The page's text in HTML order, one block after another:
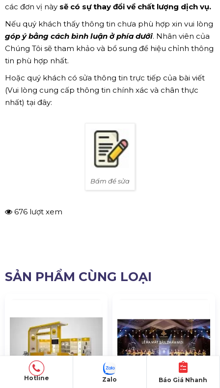
các đơn vị này sẽ có sự thay đổi về chất lượng dịch vụ.
Nếu quý khách thấy thông tin chưa phù hợp xin vui lòng
góp ý bằng cách bình luận ở phía dưới. Nhân viên của
Chúng Tôi sẽ tham khảo và bổ sung để hiệu chỉnh thông
tin phù hợp nhất.
Hoặc quý khách có sửa thông tin trực tiếp của bài viết
(Vui lòng cung cấp thông tin chính xác và chân thực
nhất) tại đây:
Bấm để sửa
676 lượt xem
SẢN PHẨM CÙNG LOẠI
Hotline Báo Giá Nhanh
Zalo